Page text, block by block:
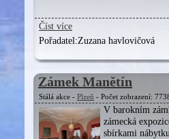
Číst více
Pořadatel:Zuzana havlovičová
Zámek Manětín
Stálá akce - Plzeň - Počet zobrazení:
V barokním
zámecká
sbírkami nábytku.